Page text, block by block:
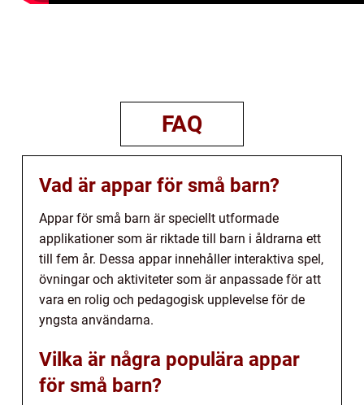
FAQ
Vad är appar för små barn?
Appar för små barn är speciellt utformade
applikationer som är riktade till barn i åldrarna ett
till fem år. Dessa appar innehåller interaktiva spel,
övningar och aktiviteter som är anpassade för att
vara en rolig och pedagogisk upplevelse för de
yngsta användarna.
Vilka är några populära appar
för små barn?